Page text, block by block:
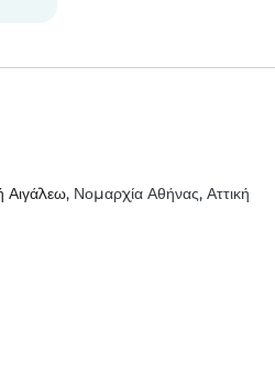
Αιγάλεω, Νομαρχία Αθήνας, Αττική